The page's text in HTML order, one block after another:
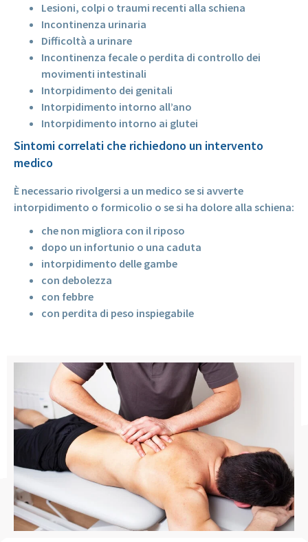
Lesioni, colpi o traumi recenti alla schiena
Incontinenza urinaria
Difficoltà a urinare
Incontinenza fecale o perdita di controllo dei
movimenti intestinali
Intorpidimento dei genitali
Intorpidimento intorno all’ano
Intorpidimento intorno ai glutei
Sintomi correlati che richiedono un intervento
medico
È necessario rivolgersi a un medico se si avverte
intorpidimento o formicolio o se si ha dolore alla schiena:
che non migliora con il riposo
dopo un infortunio o una caduta
intorpidimento delle gambe
con debolezza
con febbre
con perdita di peso inspiegabile